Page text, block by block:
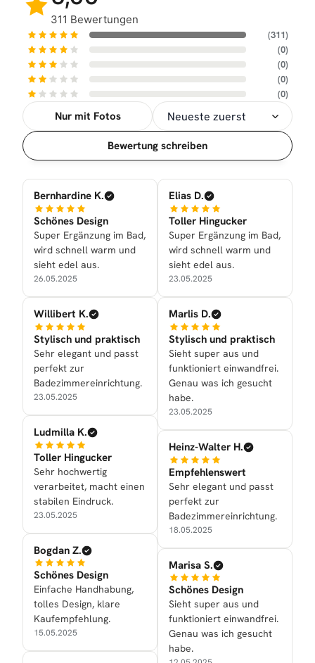
311 Bewertungen
(311)
(0)
(0)
(0)
(0)
Nur mit Fotos
Sortierung
Bewertung schreiben
Bernhardine K.
Schönes Design
Super Ergänzung im Bad,
wird schnell warm und
sieht edel aus.
26.05.2025
Willibert K.
Stylisch und praktisch
Sehr elegant und passt
perfekt zur
Badezimmereinrichtung.
23.05.2025
Ludmilla K.
Toller Hingucker
Sehr hochwertig
verarbeitet, macht einen
stabilen Eindruck.
23.05.2025
Bogdan Z.
Schönes Design
Einfache Handhabung,
tolles Design, klare
Kaufempfehlung.
15.05.2025
Elias D.
Toller Hingucker
Super Ergänzung im Bad,
wird schnell warm und
sieht edel aus.
23.05.2025
Marlis D.
Stylisch und praktisch
Sieht super aus und
funktioniert einwandfrei.
Genau was ich gesucht
habe.
23.05.2025
Heinz-Walter H.
Empfehlenswert
Sehr elegant und passt
perfekt zur
Badezimmereinrichtung.
18.05.2025
Marisa S.
Schönes Design
Sieht super aus und
funktioniert einwandfrei.
Genau was ich gesucht
habe.